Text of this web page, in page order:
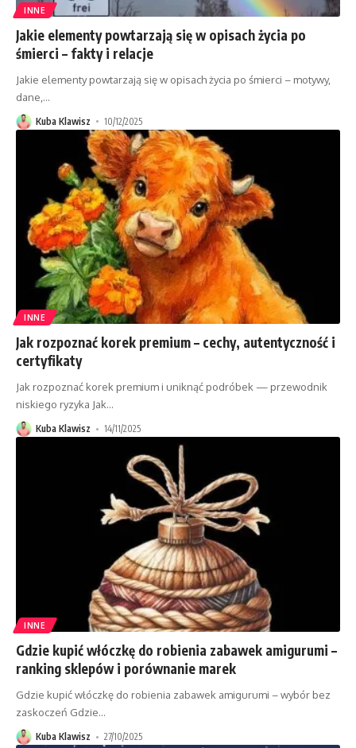
INNE
Jakie elementy powtarzają się w opisach życia po
śmierci – fakty i relacje
Jakie elementy powtarzają się w opisach życia po śmierci – motywy,
dane, …
Kuba Klawisz 10/12/2025
INNE
Jak rozpoznać korek premium – cechy, autentyczność i
certyfikaty
Jak rozpoznać korek premium i uniknąć podróbek — przewodnik
niskiego ryzyka Jak…
Kuba Klawisz 14/11/2025
INNE
Gdzie kupić włóczkę do robienia zabawek amigurumi –
ranking sklepów i porównanie marek
Gdzie kupić włóczkę do robienia zabawek amigurumi – wybór bez
zaskoczeń Gdzie…
Kuba Klawisz 27/10/2025